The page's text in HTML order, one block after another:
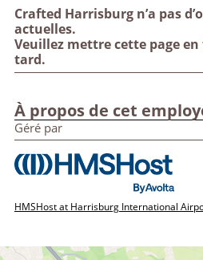
Crafted Harrisburg n’a pas
actuelles.
Veuillez mettre cette page
tard.
À propos de cet
Géré par
HMSHost at Harrisburg International